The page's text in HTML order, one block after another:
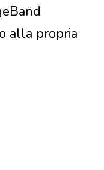
alla propria